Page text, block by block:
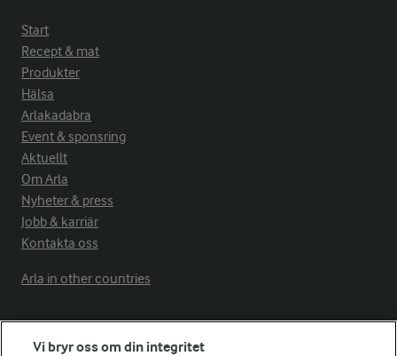
Start
Recept & mat
Produkter
Hälsa
Arlakadabra
Event & sponsring
Aktuellt
Om Arla
Nyheter & press
Jobb & karriär
Kontakta oss
Arla in other countries
Fler Arlasajter
Vi bryr oss om din integritet